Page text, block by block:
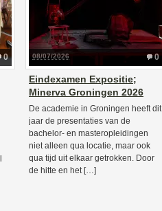
0 0
08/07/2026
Eindexamen Expositie;
Minerva Groningen 2026
De academie in Groningen heeft dit
jaar de presentaties van de
bachelor- en masteropleidingen
niet alleen qua locatie, maar ook
qua tijd uit elkaar getrokken. Door
de hitte en het […]